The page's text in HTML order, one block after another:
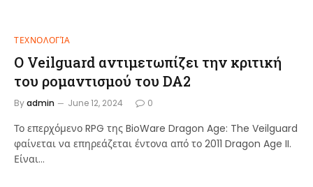
ΤΕΧΝΟΛΟΓΊΑ
Ο Veilguard αντιμετωπίζει την κριτική
του ρομαντισμού του DA2
Byadmin June 12, 2024 0
Το επερχόμενο RPG της BioWare Dragon Age: The Veilguard
φαίνεται να επηρεάζεται έντονα από το 2011 Dragon Age II.
Είναι…